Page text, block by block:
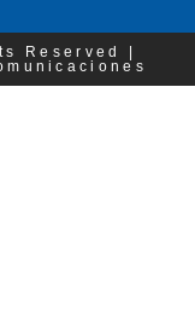
Reserved |